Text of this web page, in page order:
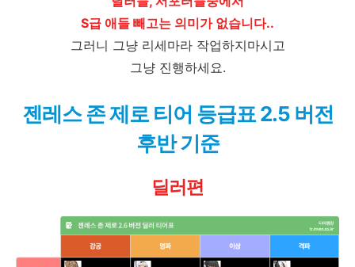
S급 애들 빼고는 의미가 없습니다..
그러니 그냥 리세마라 작업하지마시고
그냥 진행하세요.
젠레스 존 제로 티어 등급표 2.5 버전
후반 기준
딜러편